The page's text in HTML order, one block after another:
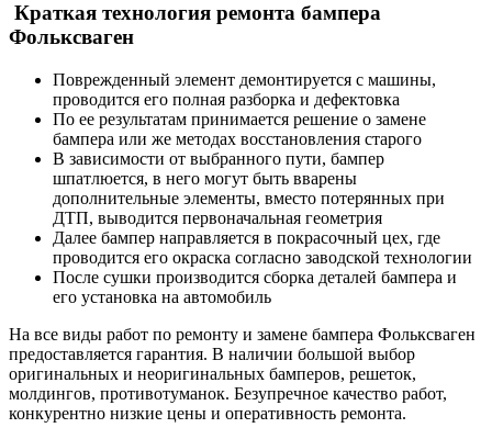
Краткая технология ремонта бампера
Фольксваген
Поврежденный элемент демонтируется с машины,
проводится его полная разборка и дефектовка
По ее результатам принимается решение о замене
бампера или же методах восстановления старого
В зависимости от выбранного пути, бампер
шпатлюется, в него могут быть вварены
дополнительные элементы, вместо потерянных при
ДТП, выводится первоначальная геометрия
Далее бампер направляется в покрасочный цех, где
проводится его окраска согласно заводской технологии
После сушки производится сборка деталей бампера и
его установка на автомобиль
На все виды работ по ремонту и замене бампера Фольксваген
предоставляется гарантия. В наличии большой выбор
оригинальных и неоригинальных бамперов, решеток,
молдингов, противотуманок. Безупречное качество работ,
конкурентно низкие цены и оперативность ремонта.